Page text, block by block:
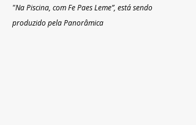
"Na Piscina, com Fe Paes Leme”, está sendo
produzido pela Panorâmica